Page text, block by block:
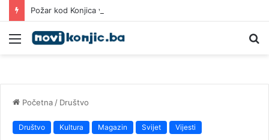
Meni
Početna / Društvo
Društvo Kultura Magazin Svijet Vijesti